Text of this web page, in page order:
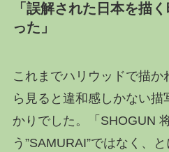
「誤解された日本を描
った」
これまでハリウッドで描
ら見ると違和感しかない
かりでした。「SHOGUN
う”SAMURAI”ではなく、